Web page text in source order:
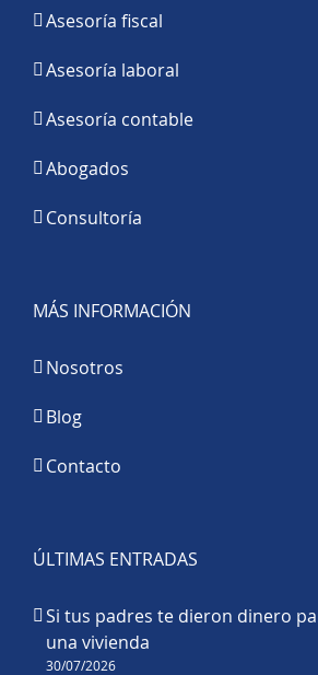
Asesoría fiscal
Asesoría laboral
Asesoría contable
Abogados
Consultoría
MÁS INFORMACIÓN
Nosotros
Blog
Contacto
ÚLTIMAS ENTRADAS
Si tus padres te dieron dinero
una vivienda
30/07/2026